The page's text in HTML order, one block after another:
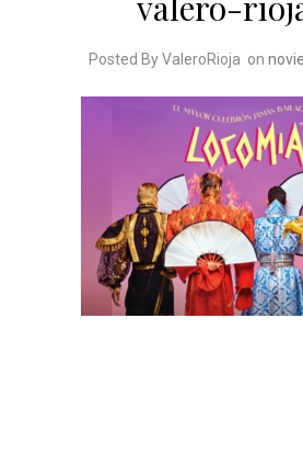
Posted By ValeroRioja on